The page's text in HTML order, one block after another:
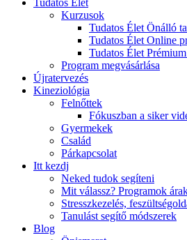
Tudatos Élet
Kurzusok
Tudatos Élet Önálló
Tudatos Élet Online
Tudatos Élet
Program megvásárlása
Újratervezés
Kineziológia
Felnőttek
Fókuszban a siker
Gyermekek
Család
Párkapcsolat
Itt kezdj
Neked tudok segíteni
Mit válassz? Programok
Stresszkezelés,
Tanulást segítő módszerek
Blog